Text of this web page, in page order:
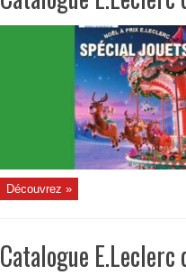
Découvrez »
Catalogue